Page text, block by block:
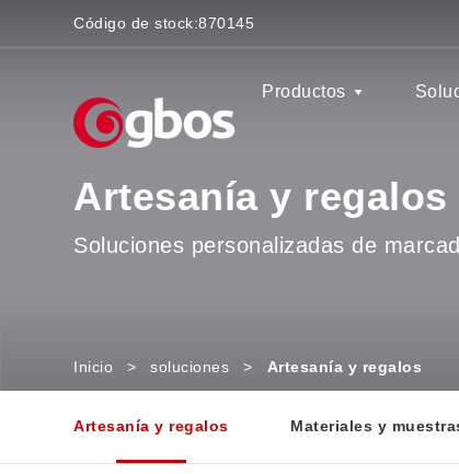
Código de stock:870145
Productos
Artesanía y regalos
Soluciones personalizadas de
Inicio > soluciones > Artesanía y regalos
Artesanía y regalos Materiales y